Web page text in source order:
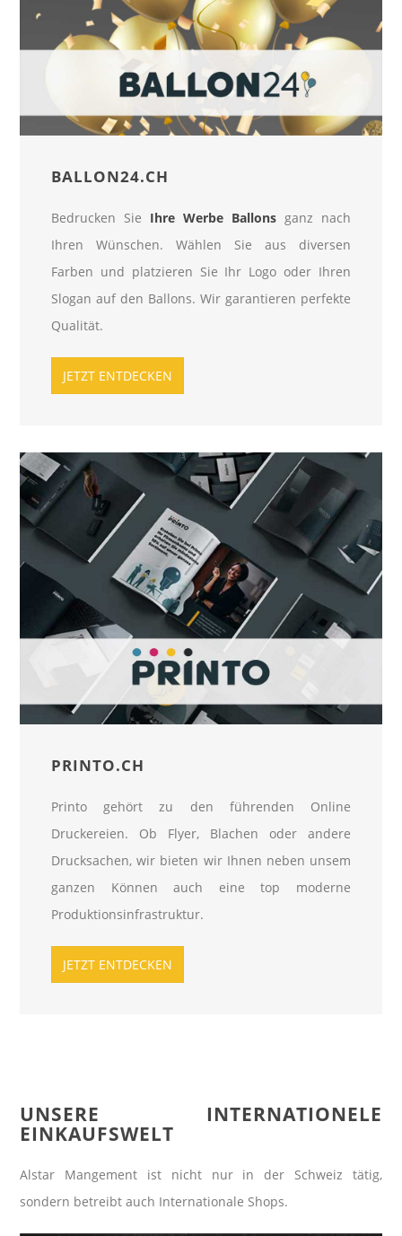
BALLON24.CH
Bedrucken Sie Ihre Werbe Ballonsganz nach
Ihren Wünschen. Wählen Sie aus diversen
Farben und platzieren Sie Ihr Logo oder Ihren
Slogan auf den Ballons. Wir garantieren perfekte
Qualität.
JETZT ENTDECKEN
PRINTO.CH
Printo gehört zu den führenden Online
Druckereien. Ob Flyer, Blachen oder andere
Drucksachen, wir bieten wir Ihnen neben unsem
ganzen Können auch eine top moderne
Produktionsinfrastruktur.
JETZT ENTDECKEN
UNSERE INTERNATIONELE
EINKAUFSWELT
Alstar Mangement ist nicht nur in der Schweiz tätig,
sondern betreibt auch Internationale Shops.